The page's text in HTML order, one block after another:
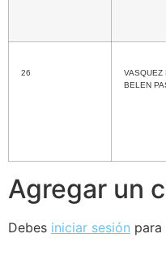
26
VASQUEZ
BELEN
Agregar un
Debes iniciar sesión para